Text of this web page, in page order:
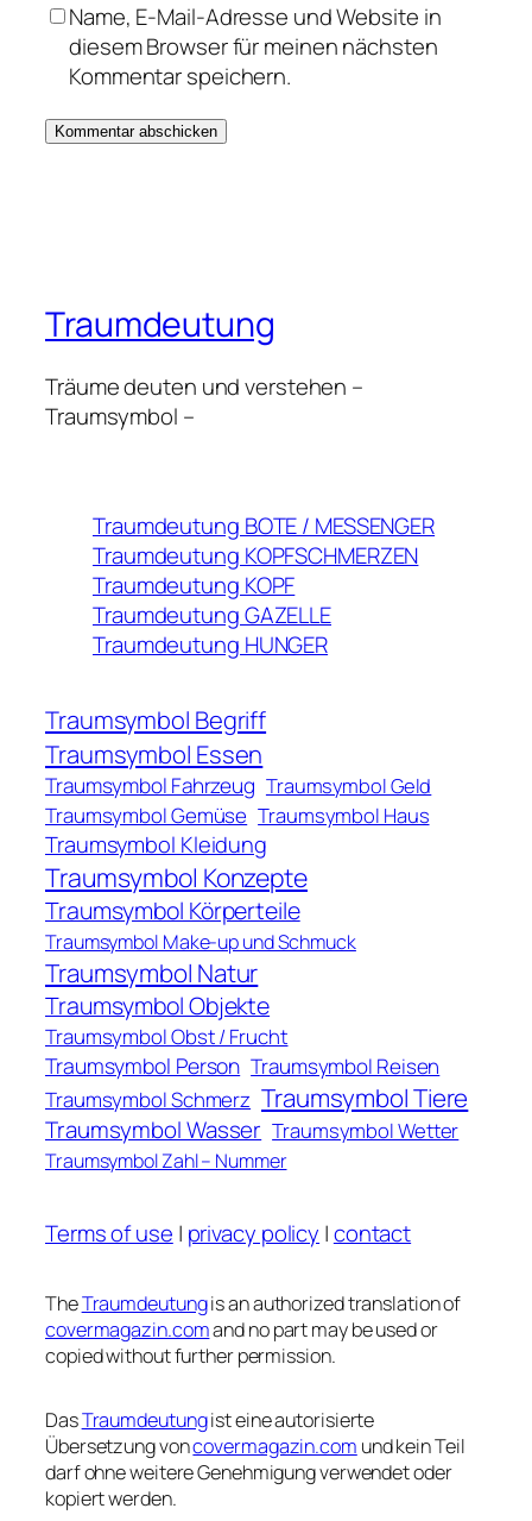
Name, E-Mail-Adresse und Website in
diesem Browser für meinen nächsten
Kommentar speichern.
Traumdeutung
Träume deuten und verstehen –
Traumsymbol –
Traumdeutung BOTE / MESSENGER
Traumdeutung KOPFSCHMERZEN
Traumdeutung KOPF
Traumdeutung GAZELLE
Traumdeutung HUNGER
Traumsymbol Begriff
Traumsymbol Essen
Traumsymbol Fahrzeug Traumsymbol Geld
Traumsymbol Gemüse Traumsymbol Haus
Traumsymbol Kleidung
Traumsymbol Konzepte
Traumsymbol Körperteile
Traumsymbol Make-up und Schmuck
Traumsymbol Natur
Traumsymbol Objekte
Traumsymbol Obst / Frucht
Traumsymbol Person Traumsymbol Reisen
Traumsymbol Schmerz Traumsymbol Tiere
Traumsymbol Wasser Traumsymbol Wetter
Traumsymbol Zahl – Nummer
Terms of use | privacy policy |contact
TheTraumdeutungis an authorized translation of
covermagazin.comand no part may be used or
copied without further permission.
DasTraumdeutungist eine autorisierte
Übersetzung voncovermagazin.com und kein Teil
darf ohne weitere Genehmigung verwendet oder
kopiert werden.